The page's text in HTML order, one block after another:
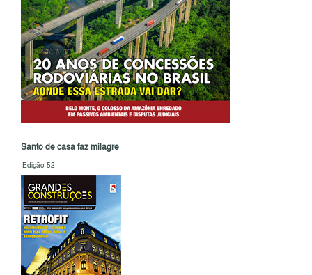
Santo de casa faz milagre
Edição 52